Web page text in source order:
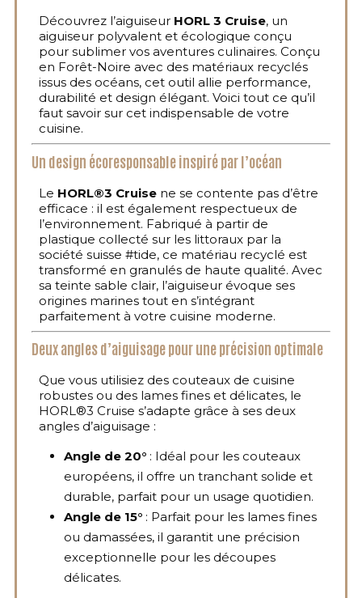
Découvrez l’aiguiseur HORL 3 Cruise, un
aiguiseur polyvalent et écologique conçu
pour sublimer vos aventures culinaires. Conçu
en Forêt-Noire avec des matériaux recyclés
issus des océans, cet outil allie performance,
durabilité et design élégant. Voici tout ce qu’il
faut savoir sur cet indispensable de votre
cuisine.
Un design écoresponsable inspiré par l’océan
Le HORL®3 Cruise ne se contente pas d’être
efficace : il est également respectueux de
l’environnement. Fabriqué à partir de
plastique collecté sur les littoraux par la
société suisse #tide, ce matériau recyclé est
transformé en granulés de haute qualité. Avec
sa teinte sable clair, l’aiguiseur évoque ses
origines marines tout en s’intégrant
parfaitement à votre cuisine moderne.
Deux angles d’aiguisage pour une précision optimale
Que vous utilisiez des couteaux de cuisine
robustes ou des lames fines et délicates, le
HORL®3 Cruise s’adapte grâce à ses deux
angles d’aiguisage :
Angle de 20° : Idéal pour les couteaux
européens, il offre un tranchant solide et
durable, parfait pour un usage quotidien.
Angle de 15° : Parfait pour les lames fines
ou damassées, il garantit une précision
exceptionnelle pour les découpes
délicates.